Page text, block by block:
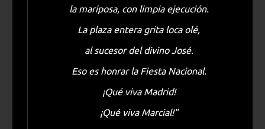
la mariposa, con limpia ejecución.
La plaza entera grita loca olé,
al sucesor del divino José.
Eso es honrar la Fiesta Nacional.
¡Qué viva Madrid!
¡Qué viva Marcial!"